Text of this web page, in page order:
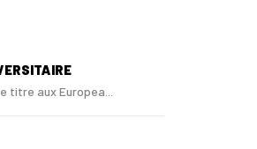
titre aux Europea...